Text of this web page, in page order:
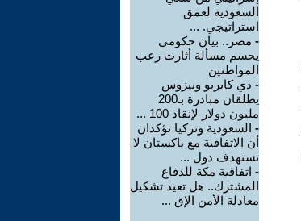
السعودية لعمق
استراتيجي. ...
- مصر.. بيان حكومي
يحسم مسألة أثارت رعب
المواطنين
- دي كابريو وبيزوس
يطلقان مبادرة بـ200
مليون دولار لإنقاذ 100 ...
- السعودية وتركيا تؤكدان
أن الاتفاقية مع باكستان لا
تستهدف دول ...
- اتفاقية مكة للدفاع
المشترك.. هل تعيد تشكيل
معادلة الأمن الإق ...